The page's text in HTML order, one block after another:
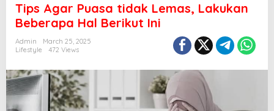
Tips Agar Puasa tidak Lemas, Lakukan
Beberapa Hal Berikut Ini
Admin
March 25, 2025
Lifestyle
472 Views